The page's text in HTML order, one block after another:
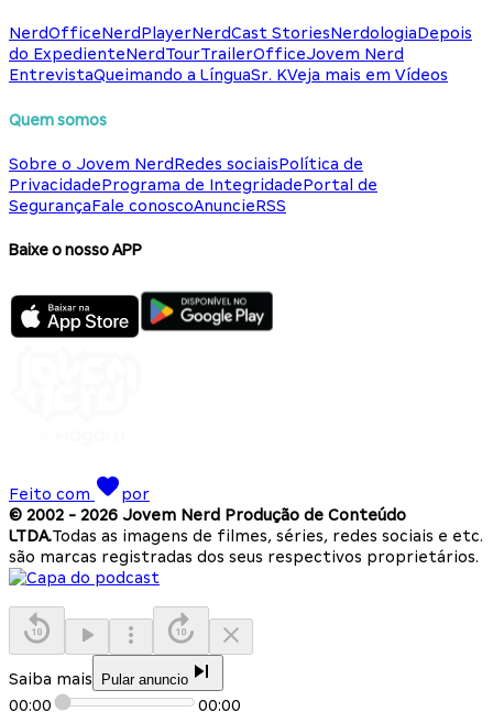
NerdOfficeNerdPlayerNerdCast StoriesNerdologiaDepois
do ExpedienteNerdTourTrailerOfficeJovem Nerd
EntrevistaQueimando a LínguaSr. KVeja mais em Vídeos
Quem somos
Sobre o Jovem NerdRedes sociaisPolítica de
PrivacidadePrograma de IntegridadePortal de
SegurançaFale conoscoAnuncieRSS
Baixe o nosso APP
Feito com
por
© 2002 - 2026 Jovem Nerd Produção de Conteúdo
LTDA.Todas as imagens de filmes, séries, redes sociais e etc.
são marcas registradas dos seus respectivos proprietários.
Saiba mais Pular anuncio
00:00 00:00